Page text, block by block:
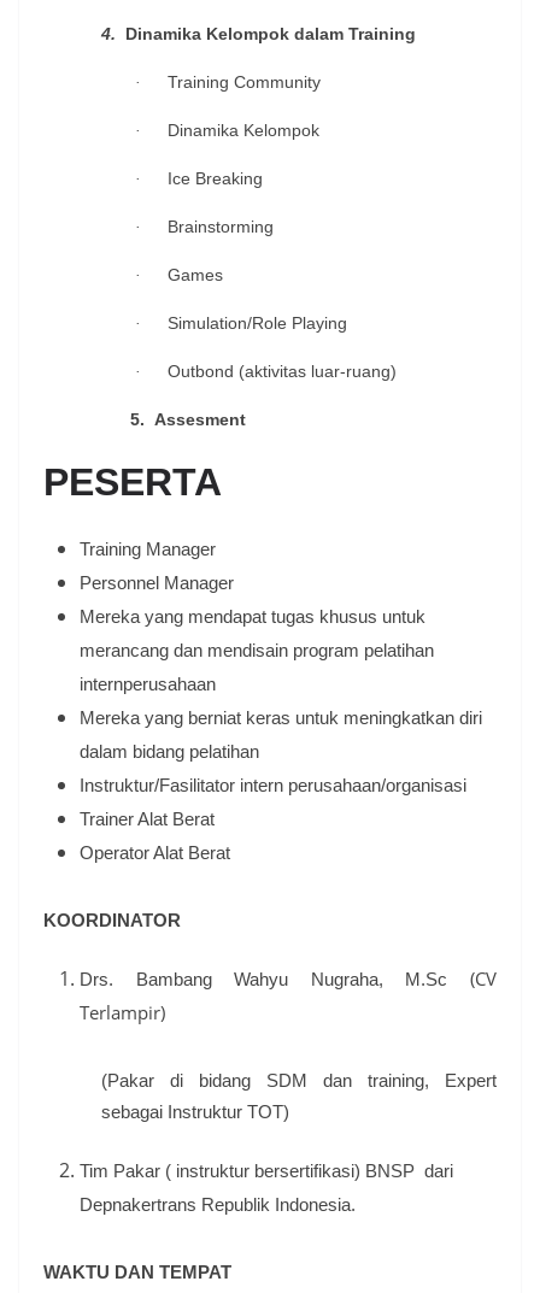
4. Dinamika Kelompok dalam Training
· Training Community
· Dinamika Kelompok
· Ice Breaking
· Brainstorming
· Games
· Simulation/Role Playing
· Outbond (aktivitas luar-ruang)
5. Assesment
PESERTA
Training Manager
Personnel Manager
Mereka yang mendapat tugas khusus untuk
merancang dan mendisain program pelatihan
internperusahaan
Mereka yang berniat keras untuk meningkatkan diri
dalam bidang pelatihan
Instruktur/Fasilitator intern perusahaan/organisasi
Trainer Alat Berat
Operator Alat Berat
KOORDINATOR
Drs. Bambang Wahyu Nugraha, M.Sc
(CV
Terlampir)
(Pakar di bidang SDM dan training, Expert
sebagai Instruktur TOT)
Tim Pakar ( instruktur bersertifikasi) BNSP dari
Depnakertrans Republik Indonesia.
WAKTU DAN TEMPAT